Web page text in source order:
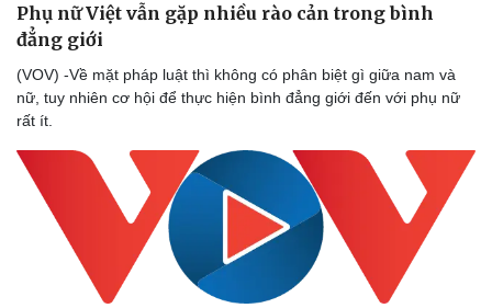
Phụ nữ Việt vẫn gặp nhiều rào cản trong bình
đẳng giới
(VOV) -Về mặt pháp luật thì không có phân biệt gì giữa nam và
nữ, tuy nhiên cơ hội để thực hiện bình đẳng giới đến với phụ nữ
rất ít.